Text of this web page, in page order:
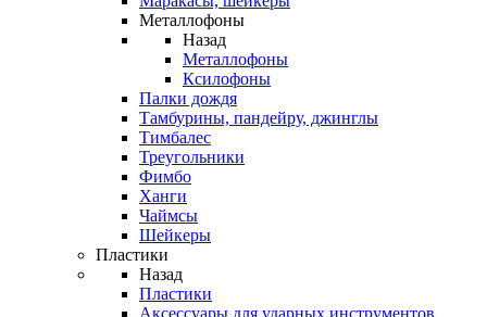
Металлофоны
Назад
Металлофоны
Ксилофоны
Палки дождя
Тамбурины, пандейру, джинглы
Тимбалес
Треугольники
Фимбо
Ханги
Чаймсы
Шейкеры
Пластики
Назад
Пластики
Аксессуары для ударных инструментов